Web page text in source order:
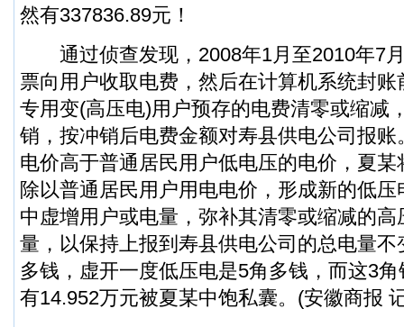
然有337836.89元！
通过侦查发现，2008年1月至2010年7
票向用户收取电费，然后在计算机系统封
专用变(高压电)用户预存的电费清零或缩减
销，按冲销后电费金额对寿县供电公司报
电价高于普通居民用户低电压的电价，夏某
除以普通居民用户用电电价，形成新的低
中虚增用户或电量，弥补其清零或缩减的
量，以保持上报到寿县供电公司的总电量
多钱，虚开一度低压电是5角多钱，而这3
有14.952万元被夏某中饱私囊。(安徽商报